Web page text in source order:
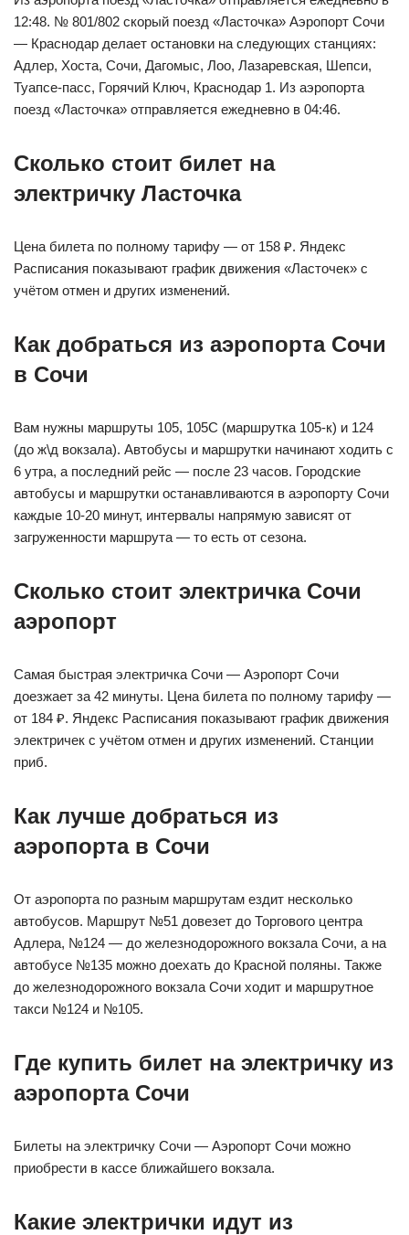
12:48. № 801/802 скорый поезд «Ласточка» Аэропорт Сочи
— Краснодар делает остановки на следующих станциях:
Адлер, Хоста, Сочи, Дагомыс, Лоо, Лазаревская, Шепси,
Туапсе-пасс, Горячий Ключ, Краснодар 1. Из аэропорта
поезд «Ласточка» отправляется ежедневно в 04:46.
Сколько стоит билет на
электричку Ласточка
Цена билета по полному тарифу — от 158 ₽. Яндекс
Расписания показывают график движения «Ласточек» с
учётом отмен и других изменений.
Как добраться из аэропорта Сочи
в Сочи
Вам нужны маршруты 105, 105С (маршрутка 105-к) и 124
(до ж\д вокзала). Автобусы и маршрутки начинают ходить с
6 утра, а последний рейс — после 23 часов. Городские
автобусы и маршрутки останавливаются в аэропорту Сочи
каждые 10-20 минут, интервалы напрямую зависят от
загруженности маршрута — то есть от сезона.
Сколько стоит электричка Сочи
аэропорт
Самая быстрая электричка Сочи — Аэропорт Сочи
доезжает за 42 минуты. Цена билета по полному тарифу —
от 184 ₽. Яндекс Расписания показывают график движения
электричек с учётом отмен и других изменений. Станции
приб.
Как лучше добраться из
аэропорта в Сочи
От аэропорта по разным маршрутам ездит несколько
автобусов. Маршрут №51 довезет до Торгового центра
Адлера, №124 — до железнодорожного вокзала Сочи, а на
автобусе №135 можно доехать до Красной поляны. Также
до железнодорожного вокзала Сочи ходит и маршрутное
такси №124 и №105.
Где купить билет на электричку из
аэропорта Сочи
Билеты на электричку Сочи — Аэропорт Сочи можно
приобрести в кассе ближайшего вокзала.
Какие электрички идут из